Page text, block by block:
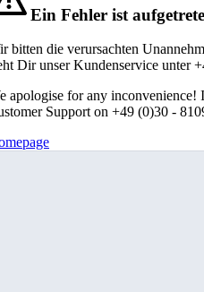
Ein Fehler ist
bitten die verursachten
Dir unser Kundenservice unter
apologise for any inconvenience!
Support on +49 (0)30 -